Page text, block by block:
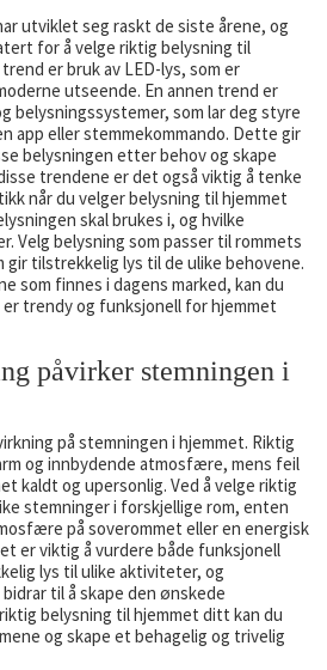
utviklet seg raskt de siste årene, og
for å velge riktig belysning til
er bruk av LED-lys, som er
utseende. En annen trend er
belysningssystemer, som lar deg styre
app eller stemmekommando. Dette gir
belysningen etter behov og skape
trendene er det også viktig å tenke
når du velger belysning til hjemmet
skal brukes i, og hvilke
Velg belysning som passer til rommets
tilstrekkelig lys til de ulike behovene.
som finnes i dagens marked, kan du
trendy og funksjonell for hjemmet
påvirker stemningen i
på stemningen i hjemmet. Riktig
og innbydende atmosfære, mens feil
kaldt og upersonlig. Ved å velge riktig
stemninger i forskjellige rom, enten
på soverommet eller en energisk
er viktig å vurdere både funksjonell
lys til ulike aktiviteter, og
til å skape den ønskede
belysning til hjemmet ditt kan du
og skape et behagelig og trivelig